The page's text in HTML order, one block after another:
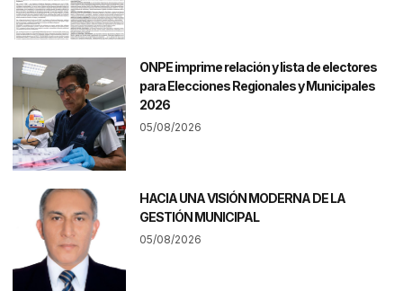
ONPE imprime relación y lista de electores
para Elecciones Regionales y Municipales
2026
05/08/2026
HACIA UNA VISIÓN MODERNA DE LA
GESTIÓN MUNICIPAL
05/08/2026